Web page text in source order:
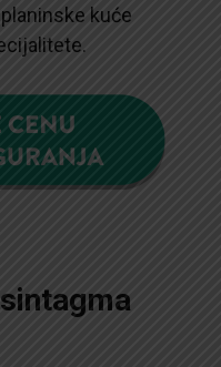
kuće